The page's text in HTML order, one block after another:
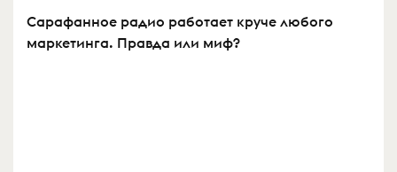
Сарафанное радио работает круче любого
маркетинга. Правда или миф?